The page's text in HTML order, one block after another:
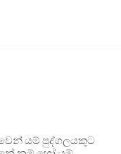
යම් පුද්ගලයකුට